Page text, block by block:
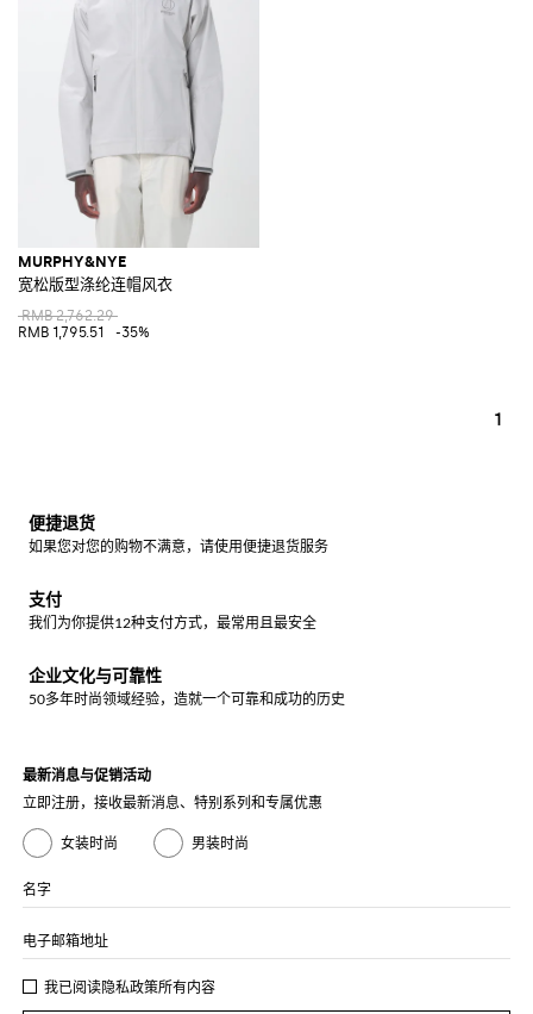
MURPHY&NYE
宽松版型涤纶连帽风衣
RMB 2,762.29
RMB 1,795.51
-35%
1
便捷退货
如果您对您的购物不满意，请使用便捷退货服务
支付
我们为你提供12种支付方式，最常用且最安全
企业文化与可靠性
50多年时尚领域经验，造就一个可靠和成功的历史
最新消息与促销活动
立即注册，接收最新消息、特别系列和专属优惠
女装时尚 男装时尚
名字
电子邮箱地址
我已阅读隐私政策所有内容